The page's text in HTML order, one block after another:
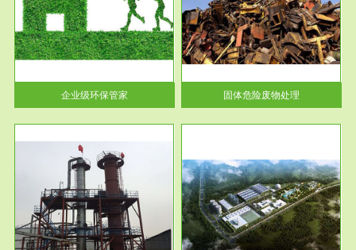
企业级环保管家
固体危险废物处理
固体废物解释：固体废物是指人
们在生产建设、日常生活和其他
活动中...
固体危险废物处理
服务范围
市政固废处理
蔚蓝生态环境科技所从事的市政